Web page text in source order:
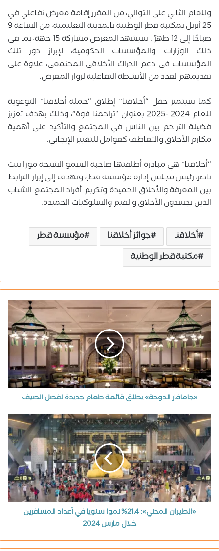
وللعام الثاني على التوالي، من المقرر إقامة معرض تفاعلي في
25 أبريل بمكتبة قطر الوطنية بالمدينة التعليمية، من الساعة 9
صباحًا إلى 12 ظهرًا. سيشهد المعرض مشاركة 15 جهة، بما في
ذلك الوزارات والمؤسسات الحكومية، لإبراز دور تلك
المؤسسات في دعم الحراك الأخلاقي المجتمعي، علاوة على
تقديمهم لعدد من الأنشطة التفاعلية لزوار المعرض.
كما سيتميز حفل “أخلاقنا” إطلاق “حملة أخلاقنا” التوعوية
للعام 2024 -2025 بعنوان “تراحمنا قوة”، وذلك بهدف تعزيز
فضيلة التراحم بين الناس في المجتمع والتأكيد على أهمية
مكارم الأخلاق والتعاطف كعوامل للتغيير الإيجابي.
“أخلاقنا” هي مبادرة أطلقتها صاحبة السمو الشيخة موزا بنت
ناصر، رئيس مجلس إدارة مؤسسة قطر، وتهدف إلى إبراز الترابط
بين المعرفة والأخلاق الحميدة وتكريم أفراد المجتمع الشباب
الذين يجسدون الأخلاق والقيم والسلوكيات الحميدة.
أخلاقنا جوائز أخلاقنا
مؤسسة قطر
مكتبة قطر الوطنية
«جامافار الدوحة» يطلق قائمة طعام جديدة لفصل الصيف
«الطيران المدني»: 21.4% نموا سنويا في أعداد المسافرين
خلال مارس 2024